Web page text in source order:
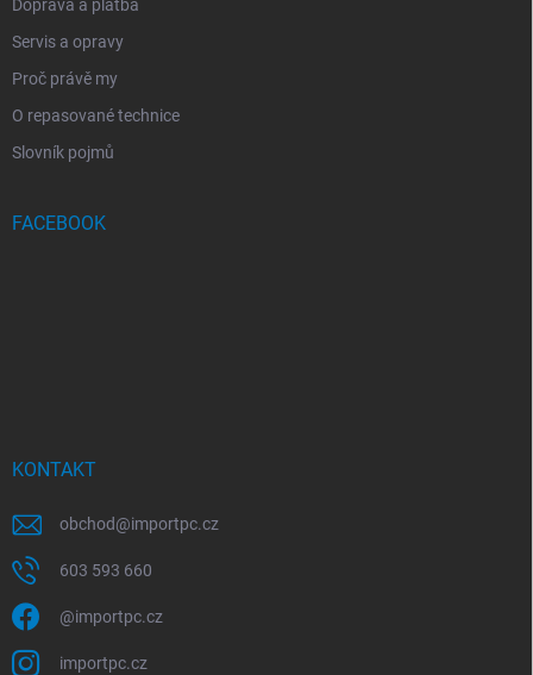
Doprava a platba
Servis a opravy
Proč právě my
O repasované technice
Slovník pojmů
FACEBOOK
KONTAKT
obchod@importpc.cz
603 593 660
@importpc.cz
importpc.cz